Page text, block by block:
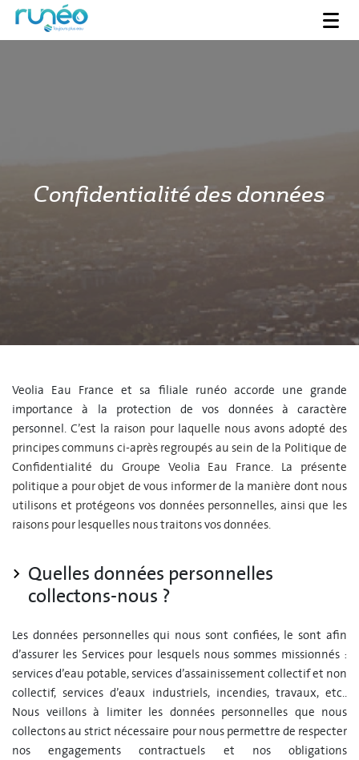
Confidentialité des données
Veolia Eau France et sa filiale runéo accorde une grande
importance à la protection de vos données à caractère
personnel. C’est la raison pour laquelle nous avons adopté des
principes communs ci-après regroupés au sein de la Politique de
Confidentialité du Groupe Veolia Eau France. La présente
politique a pour objet de vous informer de la manière dont nous
utilisons et protégeons vos données personnelles, ainsi que les
raisons pour lesquelles nous traitons vos données.
Quelles données personnelles
collectons-nous ?
Les données personnelles qui nous sont confiées, le sont afin
d’assurer les Services pour lesquels nous sommes missionnés :
services d’eau potable, services d’assainissement collectif et non
collectif, services d’eaux industriels, incendies, travaux, etc..
Nous veillons à limiter les données personnelles que nous
collectons au strict nécessaire pour nous permettre de respecter
nos engagements contractuels et nos obligations